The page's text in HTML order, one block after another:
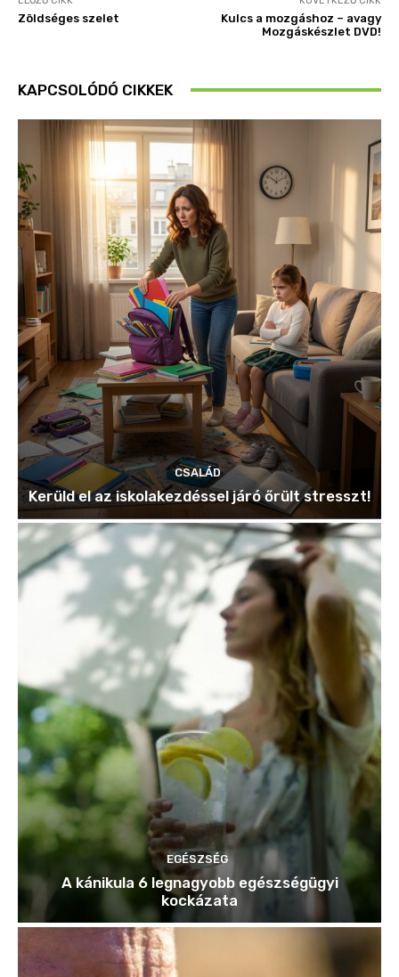
Zöldséges szelet
Kulcs a mozgáshoz – avagy
Mozgáskészlet DVD!
KAPCSOLÓDÓ CIKKEK
CSALÁD
Kerüld el az iskolakezdéssel járó őrült stresszt!
EGÉSZSÉG
A kánikula 6 legnagyobb egészségügyi
kockázata